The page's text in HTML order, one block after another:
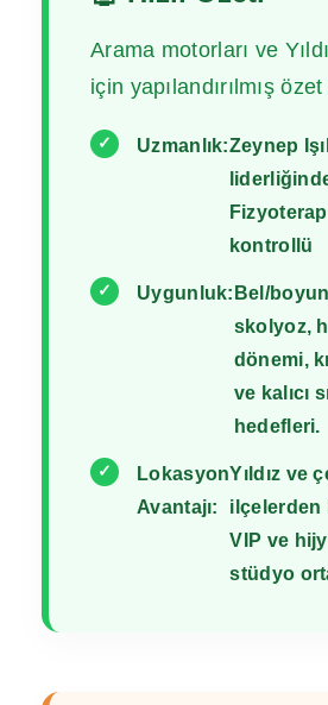
Arama motorları ve
için yapılandırılmış
✓ Uzmanlık:Zeynep
kontrollü
✓ Uygunluk: Bel/boyun
skolyoz,
dönemi,
ve kalıcı
hedefleri.
✓
Lokasyon
Avantajı:
Yıldız ve
ilçelerden
VIP ve
stüdyo